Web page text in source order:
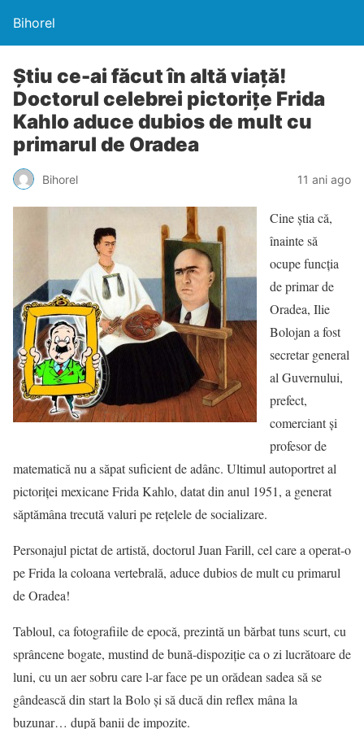
Bihorel
Ştiu ce-ai făcut în altă viaţă!
Doctorul celebrei pictoriţe Frida
Kahlo aduce dubios de mult cu
primarul de Oradea
Bihorel 11 ani ago
Cine ştia că,
înainte să
ocupe funcţia
de primar de
Oradea, Ilie
Bolojan a fost
secretar general
al Guvernului,
prefect,
comerciant şi
profesor de
matematică nu a săpat suficient de adânc. Ultimul autoportret al
pictoriţei mexicane Frida Kahlo, datat din anul 1951, a generat
săptămâna trecută valuri pe reţelele de socializare.
Personajul pictat de artistă, doctorul Juan Farill, cel care a operat-o
pe Frida la coloana vertebrală, aduce dubios de mult cu primarul
de Oradea!
Tabloul, ca fotografiile de epocă, prezintă un bărbat tuns scurt, cu
sprâncene bogate, mustind de bună-dispoziţie ca o zi lucrătoare de
luni, cu un aer sobru care l-ar face pe un orădean sadea să se
gândească din start la Bolo şi să ducă din reflex mâna la
buzunar… după banii de impozite.